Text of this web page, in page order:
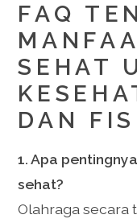
FAQ
SEHAT
DAN
1. Apa
sehat?
Olahraga secara